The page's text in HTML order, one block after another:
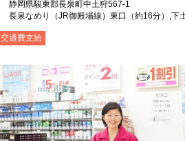
静岡県駿東郡長泉町中土狩567-1
長泉なめり（JR御殿場線）東口（約16分）,下
交通費支給